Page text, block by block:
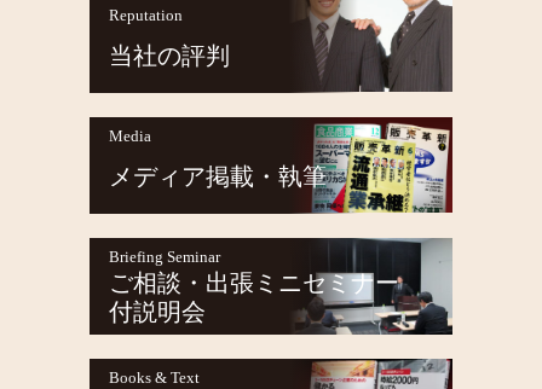
Reputation
当社の評判
Media
メディア掲載・執筆
Briefing Seminar
ご相談・出張ミニセミナー
付説明会
Books & Text